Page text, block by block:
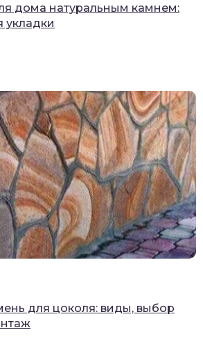
дома натуральным камнем:
укладки
для цоколя: виды, выбор